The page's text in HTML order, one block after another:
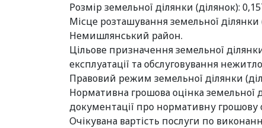
Розмір земельної ділянки (ділянок):
Місце розташування земельної
Немишлянський район.
Цільове призначення земельної
експлуатації та обслуговування
Правовий режим земельної ділянки
Нормативна грошова оцінка земельної
документації про нормативну грошову
Очікувана вартість послуги по